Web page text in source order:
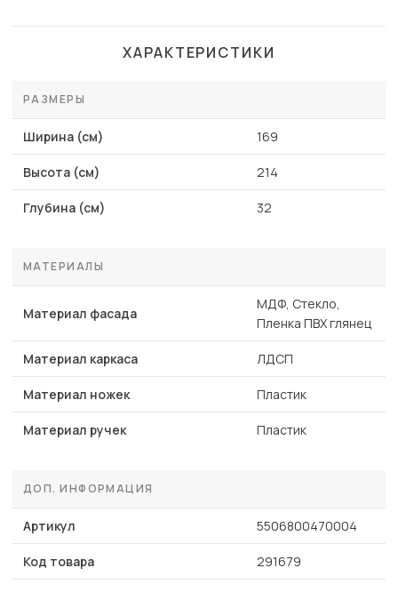
ХАРАКТЕРИСТИКИ
РАЗМЕРЫ
Ширина (см) 169
Высота (см) 214
Глубина (см) 32
МАТЕРИАЛЫ
Материал фасада
МДФ, Стекло,
Пленка ПВХ глянец
Материал каркаса ЛДСП
Материал ножек Пластик
Материал ручек Пластик
ДОП. ИНФОРМАЦИЯ
Артикул 5506800470004
Код товара 291679